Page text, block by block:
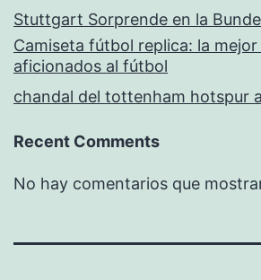
Stuttgart Sorprende en la
Camiseta fútbol replica: la
aficionados al fútbol
chandal del tottenham hotspur
Recent Comments
No hay comentarios que